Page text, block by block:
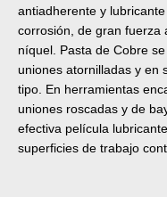
antiadherente y
corrosión, de gran fuerza
níquel. Pasta de Cobre
uniones atornilladas y en
tipo. En herramientas
uniones roscadas y de
efectiva película
superficies de trabajo
levas de freno y